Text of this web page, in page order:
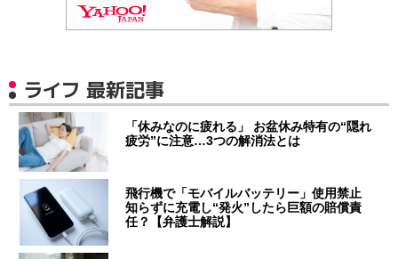
ライフ 最新記事
「休みなのに疲れる」 お盆休み特有の“隠れ
疲労”に注意…3つの解消法とは
飛行機で「モバイルバッテリー」使用禁止
知らずに充電し“発火”したら巨額の賠償責
任？【弁護士解説】